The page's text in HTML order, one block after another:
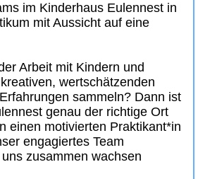
im Kinderhaus Eulennest in
mit Aussicht auf eine
Arbeit mit Kindern und
wertschätzenden
sammeln? Dann ist
genau der richtige Ort
einen motivierten Praktikant*in
engagiertes Team
zusammen wachsen